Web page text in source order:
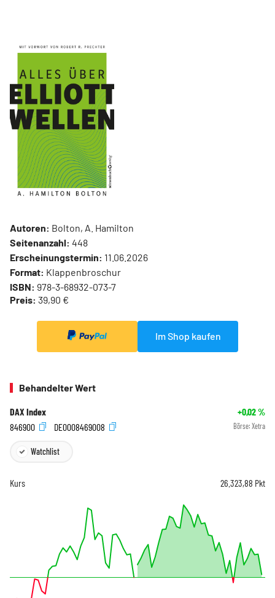
Autoren: Bolton, A. Hamilton
Seitenanzahl: 448
Erscheinungstermin: 11.06.2026
Format: Klappenbroschur
ISBN: 978-3-68932-073-7
Preis: 39,90 €
Im Shop kaufen
Behandelter Wert
DAX Index +0,02%
846900
DE0008469008 Börse: Xetra
Watchlist
Kurs 26.323,88 Pkt